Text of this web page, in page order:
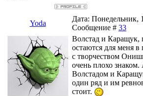
Yoda
Дата: Понедельник,
Сообщение # 33
Волстад и Каращук,
остаются для меня в
с творчеством
очень плохо знаком.
Волстадом и
один ряд и им
стоит.